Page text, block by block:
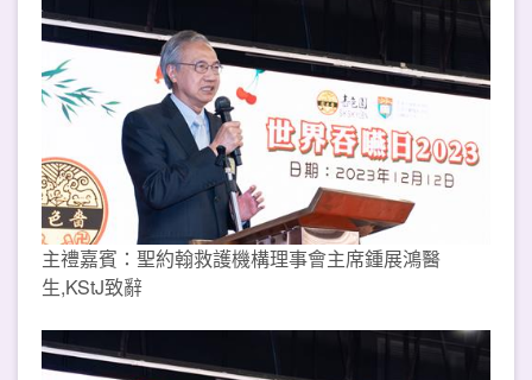
主禮嘉賓：聖約翰救護機構理事會主席鍾展鴻醫
生,KStJ致辭